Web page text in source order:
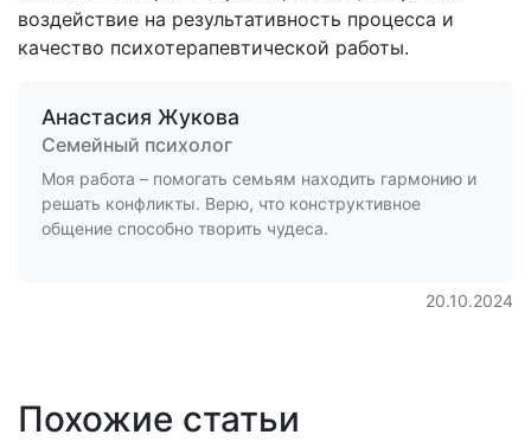
воздействие на результативность процесса и
качество психотерапевтической работы.
Анастасия Жукова
Семейный психолог
Моя работа – помогать семьям находить гармонию и
решать конфликты. Верю, что конструктивное
общение способно творить чудеса.
20.10.2024
Похожие статьи